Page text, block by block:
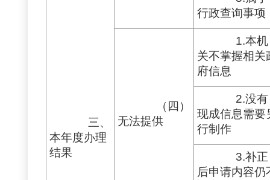
三、
本年度办理
结果
行政查询事项
（四）
无法提供
1.本机
关不掌握相关
府信息
2.没有
现成信息需要
行制作
3.补正
后申请内容仍